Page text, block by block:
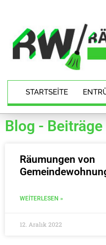
STARTSEITE
Blog - Beiträge
Räumungen von
WEITERLESEN »
12. Aralık 2022